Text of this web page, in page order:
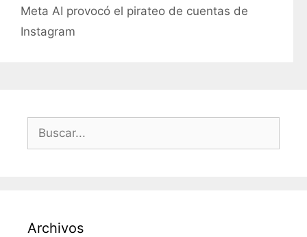
r
í
Meta AI provocó el pirateo de cuentas de
Instagram
:Archivos